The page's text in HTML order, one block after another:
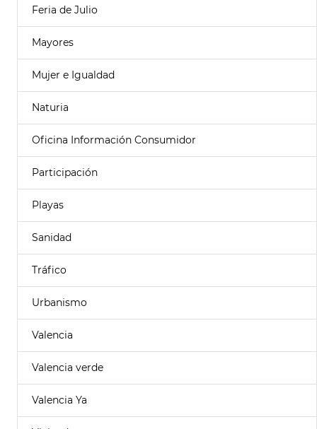
Feria de Julio
Mayores
Mujer e Igualdad
Naturia
Oficina Información Consumidor
Participación
Playas
Sanidad
Tráfico
Urbanismo
Valencia
Valencia verde
Valencia Ya